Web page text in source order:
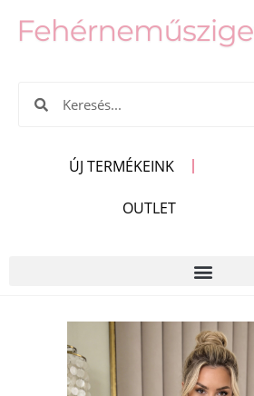
ÚJ TERMÉKEINK
OUTLET